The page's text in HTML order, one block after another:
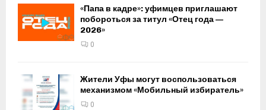
«Папа в кадре»: уфимцев приглашают
побороться за титул «Отец года —
2026»
0
Жители Уфы могут воспользоваться
механизмом «Мобильный избиратель»
0